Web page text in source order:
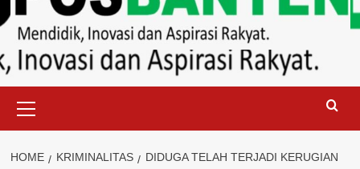
Menu
HOME KRIMINALITAS
DIDUGA TELAH TERJADI KERUGIAN